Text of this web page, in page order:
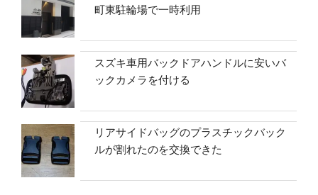
町東駐輪場で一時利用
スズキ車用バックドアハンドルに安いバ
ックカメラを付ける
リアサイドバッグのプラスチックバック
ルが割れたのを交換できた